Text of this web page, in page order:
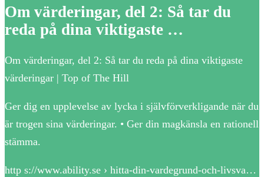
Om värderingar, del 2: Så tar du
reda på dina viktigaste …
Om värderingar, del 2: Så tar du reda på dina viktigaste
värderingar | Top of The Hill
Ger dig en upplevelse av lycka i självförverkligande när du
är trogen sina värderingar. • Ger din magkänsla en rationell
stämma.
http s://www.ability.se › hitta-din-vardegrund-och-livsva…